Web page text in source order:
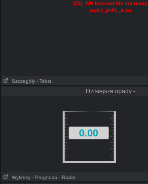
(52): WU forecast file not ready
wufct_pl-PL_e.txt
Szczegóły - Tekst
Dzisiejsze opady -
0.00
Wykresy - Prognoza - Radar